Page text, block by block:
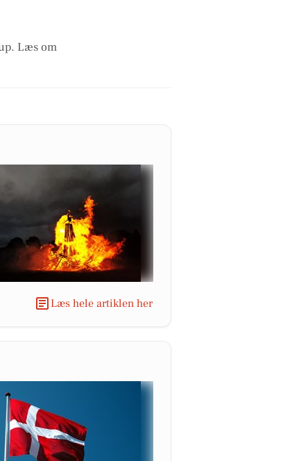
Læs om
Læs hele artiklen her